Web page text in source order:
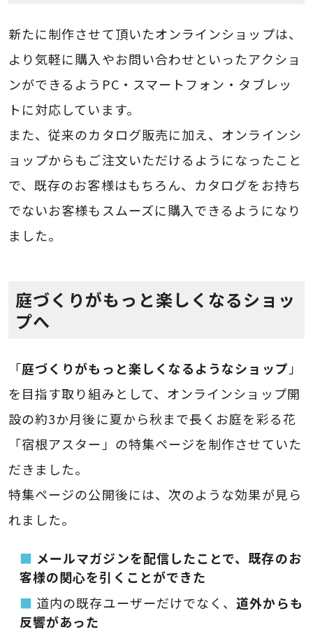
新たに制作させて頂いたオンラインショップは、
より気軽に購入やお問い合わせといったアクショ
ンができるようPC・スマートフォン・タブレッ
トに対応しています。
また、従来のカタログ販売に加え、オンラインシ
ョップからもご注文いただけるようになったこと
で、既存のお客様はもちろん、カタログをお持ち
でないお客様もスムーズに購入できるようになり
ました。
庭づくりがもっと楽しくなるショッ
プへ
「庭づくりがもっと楽しくなるようなショップ」
を目指す取り組みとして、オンラインショップ開
設の約3か月後に夏から秋まで長くお庭を彩る花
「宿根アスター」の特集ページを制作させていた
だきました。
特集ページの公開後には、次のような効果が見ら
れました。
メールマガジンを配信したことで、既存のお
客様の関心を引くことができた
道内の既存ユーザーだけでなく、道外からも
反響があった